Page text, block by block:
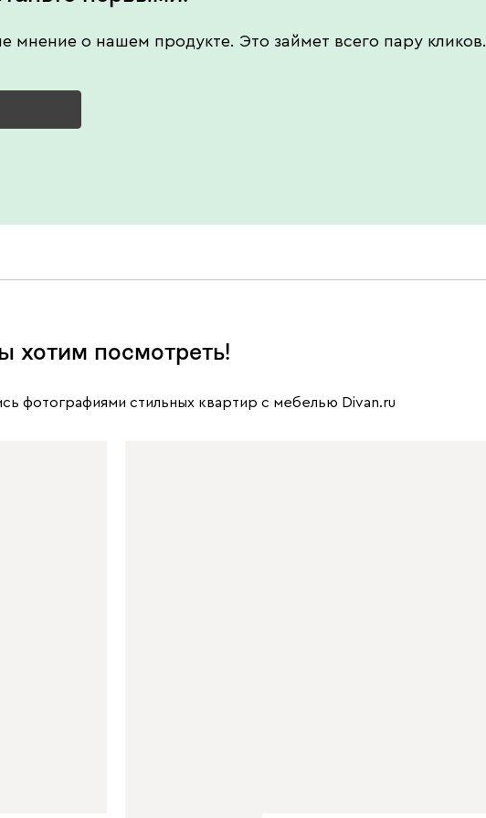
мнение о нашем продукте. Это займет всего пару кликов.
хотим посмотреть!
фотографиями стильных квартир с мебелью Divan.ru